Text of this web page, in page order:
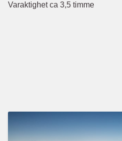
Varaktighet ca 3,5 timme